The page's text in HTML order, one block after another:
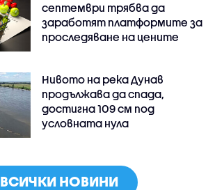
септември трябва да
заработят платформите за
проследяване на цените
Нивото на река Дунав
продължава да спада,
достигна 109 см под
условната нула
ВСИЧКИ НОВИНИ